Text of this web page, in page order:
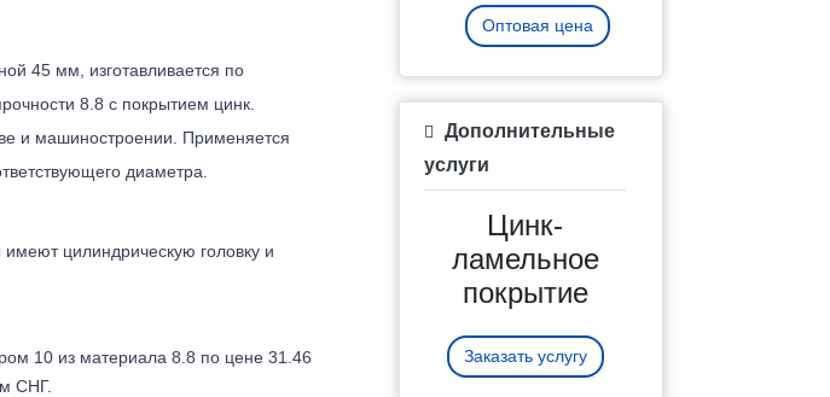
45 мм, изготавливается по
8.8 с покрытием цинк.
и машиностроении. Применяется
диаметра.
цилиндрическую головку и
10 из материала 8.8 по цене 31.46
СНГ.
Оптовая цена
Дополнительные
услуги
Цинк-
ламельное
покрытие
Заказать услугу